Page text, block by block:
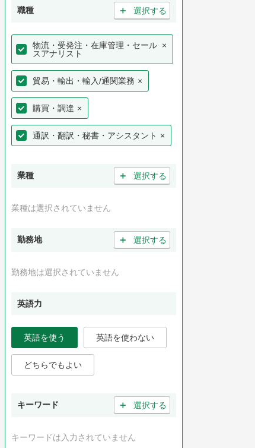
職種 ＋ 選択する
物流・受発注・在庫管理・セール
スアナリスト
×
貿易・輸出・輸入/通関業務 ×
購買・調達 ×
通訳・翻訳・秘書・アシスタント ×
業種 ＋ 選択する
業種は選択されていません
勤務地 ＋ 選択する
勤務地は選択されていません
英語力
英語を使う 英語を使わない
どちらでもよい
キーワード ＋ 選択する
キーワードは入力されていません